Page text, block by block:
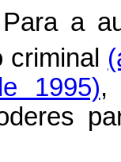
a
1995),